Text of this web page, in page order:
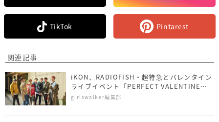
TikTok Pintarest
関連記事
iKON、RADIOFISH・超特急とバレンタイン
ライブイベント「PERFECT VALENTINE
2019」に出演決定！
girlswalker編集部